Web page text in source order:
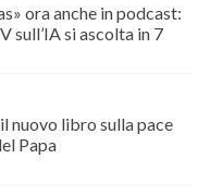
ora anche in podcast:
sull’IA si ascolta in 7
nuovo libro sulla pace
Papa